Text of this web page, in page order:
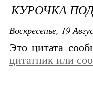
КУРОЧКА
Воскресенье, 19
Это цитата
цитатник или